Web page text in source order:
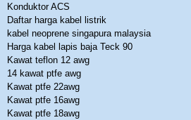
Konduktor ACS
Daftar harga kabel listrik
kabel neoprene singapura malaysia
Harga kabel lapis baja Teck 90
Kawat teflon 12 awg
14 kawat ptfe awg
Kawat ptfe 22awg
Kawat ptfe 16awg
Kawat ptfe 18awg